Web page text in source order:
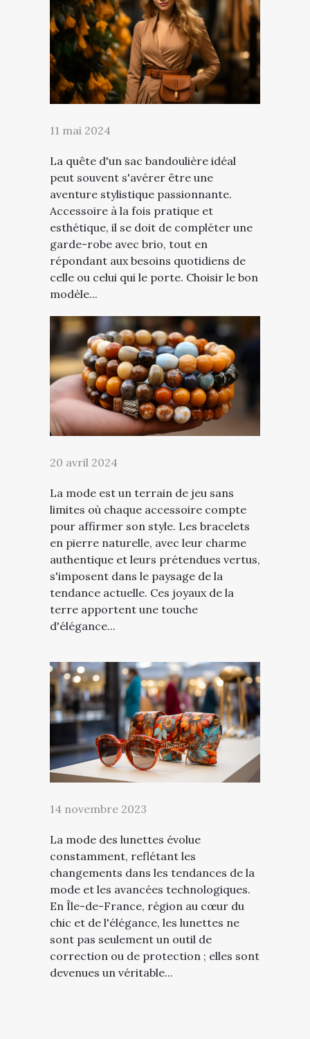
11 mai 2024
La quête d'un sac bandoulière idéal
peut souvent s'avérer être une
aventure stylistique passionnante.
Accessoire à la fois pratique et
esthétique, il se doit de compléter une
garde-robe avec brio, tout en
répondant aux besoins quotidiens de
celle ou celui qui le porte. Choisir le bon
modèle...
20 avril 2024
La mode est un terrain de jeu sans
limites où chaque accessoire compte
pour affirmer son style. Les bracelets
en pierre naturelle, avec leur charme
authentique et leurs prétendues vertus,
s'imposent dans le paysage de la
tendance actuelle. Ces joyaux de la
terre apportent une touche
d'élégance...
14 novembre 2023
La mode des lunettes évolue
constamment, reflétant les
changements dans les tendances de la
mode et les avancées technologiques.
En Île-de-France, région au cœur du
chic et de l'élégance, les lunettes ne
sont pas seulement un outil de
correction ou de protection ; elles sont
devenues un véritable...